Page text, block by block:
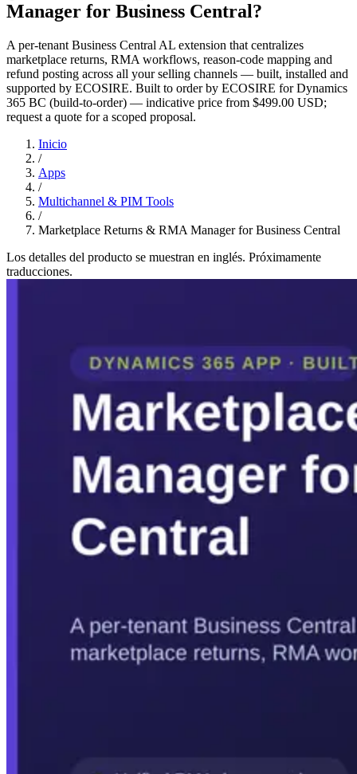
Manager for Business Central?
A per-tenant Business Central AL extension that centralizes
marketplace returns, RMA workflows, reason-code mapping and
refund posting across all your selling channels — built, installed and
supported by ECOSIRE. Built to order by ECOSIRE for Dynamics
365 BC (build-to-order) — indicative price from $499.00 USD;
request a quote for a scoped proposal.
Inicio
/
Apps
/
Multichannel & PIM Tools
/
Marketplace Returns & RMA Manager for Business Central
Los detalles del producto se muestran en inglés. Próximamente
traducciones.